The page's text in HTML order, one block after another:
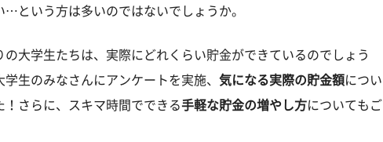
…という方は多いのではないでしょうか。
の大学生たちは、実際にどれくらい貯金ができているのでしょう
生のみなさんにアンケートを実施、 気になる実際の貯金額につい
！さらに、スキマ時間でできる手軽な貯金の増やし方についてもご